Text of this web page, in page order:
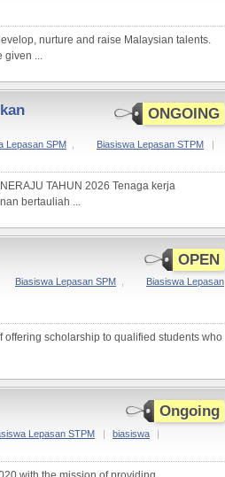
nurture and raise Malaysian talents.
...
ONGOING
Lepasan SPM Biasiswa Lepasan STPM
|
TAHUN 2026 Tenaga kerja
bertauliah ...
OPEN
Biasiswa Lepasan SPM
Biasiswa Lepasan
scholarship to qualified students who
Ongoing
Lepasan STPM | biasiswa
|